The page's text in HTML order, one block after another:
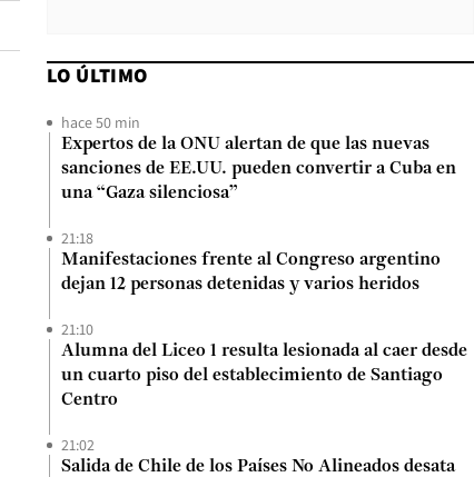
LO ÚLTIMO
hace 50 min
Expertos de la ONU alertan de que las nuevas
sanciones de EE.UU. pueden convertir a Cuba en
una “Gaza silenciosa”
21:18
Manifestaciones frente al Congreso argentino
dejan 12 personas detenidas y varios heridos
21:10
Alumna del Liceo 1 resulta lesionada al caer desde
un cuarto piso del establecimiento de Santiago
Centro
21:02
Salida de Chile de los Países No Alineados desata